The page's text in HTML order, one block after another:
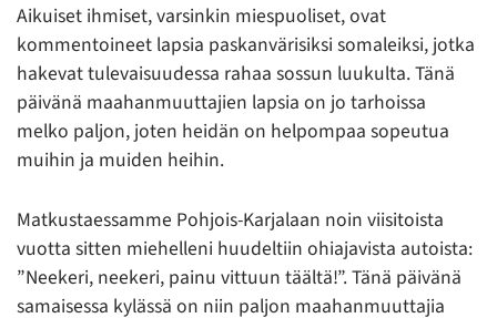
Aikuiset ihmiset, varsinkin miespuoliset, ovat
kommentoineet lapsia paskanvärisiksi somaleiksi, jotka
hakevat tulevaisuudessa rahaa sossun luukulta. Tänä
päivänä maahanmuuttajien lapsia on jo tarhoissa
melko paljon, joten heidän on helpompaa sopeutua
muihin ja muiden heihin.
Matkustaessamme Pohjois-Karjalaan noin viisitoista
vuotta sitten miehelleni huudeltiin ohiajavista autoista:
”Neekeri, neekeri, painu vittuun täältä!”. Tänä päivänä
samaisessa kylässä on niin paljon maahanmuuttajia